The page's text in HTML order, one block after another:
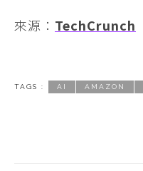
來源： TechCrunch
TAGS : AI AMAZON